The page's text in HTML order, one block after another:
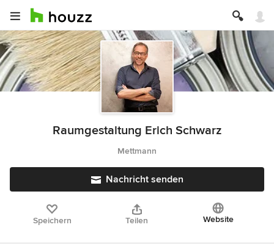
Raumgestaltung Erich Schwarz
Mettmann
Nachricht senden
Speichern Teilen Website